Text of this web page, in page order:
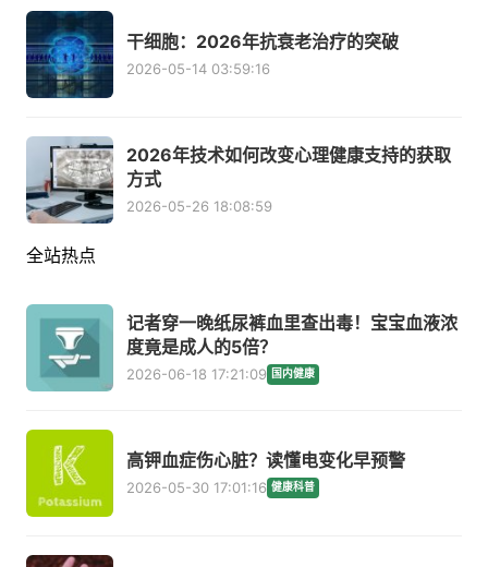
干细胞：2026年抗衰老治疗的突破
2026-05-14 03:59:16
2026年技术如何改变心理健康支持的获取
方式
2026-05-26 18:08:59
全站热点
记者穿一晚纸尿裤血里查出毒！宝宝血液浓
度竟是成人的5倍？
2026-06-18 17:21:09 国内健康
高钾血症伤心脏？读懂电变化早预警
2026-05-30 17:01:16 健康科普